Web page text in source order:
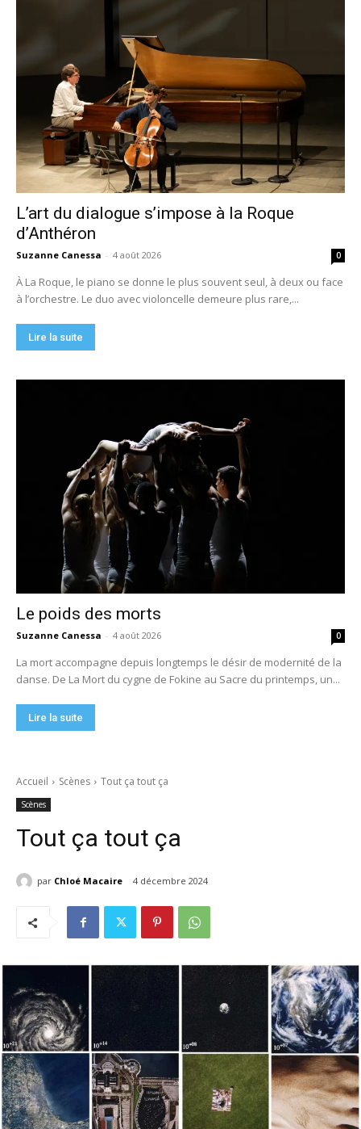
L’art du dialogue s’impose à la Roque
d’Anthéron
Suzanne Canessa - 4 août 2026 0
À La Roque, le piano se donne le plus souvent seul, à deux ou face
à l’orchestre. Le duo avec violoncelle demeure plus rare,...
Lire la suite
Le poids des morts
Suzanne Canessa - 4 août 2026 0
La mort accompagne depuis longtemps le désir de modernité de la
danse. De La Mort du cygne de Fokine au Sacre du printemps, un...
Lire la suite